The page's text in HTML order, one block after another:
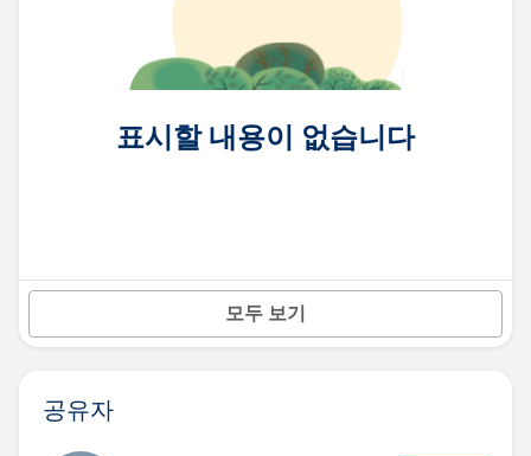
표시할 내용이 없습니다
모두 보기
공유자